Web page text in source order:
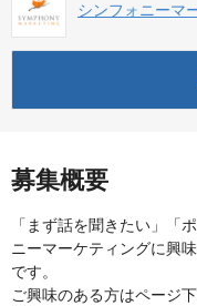
シンフォニーマ
募集概要
「まず話を聞きたい」「
ニーマーケティングに興
です。
ご興味のある方はページ